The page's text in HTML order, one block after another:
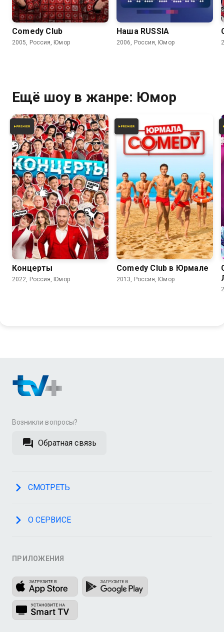
Comedy Club
2005, Россия, Юмор
6.2 6.2
Наша RUSSIA
2006, Россия, Юмор
Ещё шоу в жанре: Юмор
6.5
Концерты
2022, Россия, Юмор
Comedy Club в Юрмале
2013, Россия, Юмор
Возникли вопросы?
Обратная связь
СМОТРЕТЬ
О СЕРВИСЕ
ПРИЛОЖЕНИЯ